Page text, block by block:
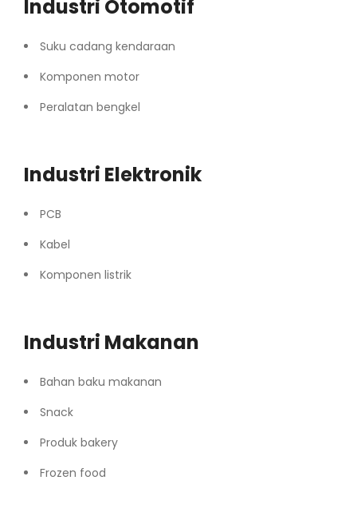
Industri Otomotif
Suku cadang kendaraan
Komponen motor
Peralatan bengkel
Industri Elektronik
PCB
Kabel
Komponen listrik
Industri Makanan
Bahan baku makanan
Snack
Produk bakery
Frozen food